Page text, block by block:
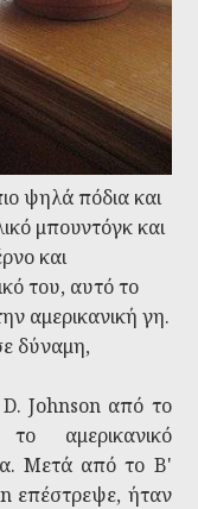
ψηλά πόδια και
μπουντόγκ και
και
του, αυτό το
αμερικανική γη.
δύναμη,
Johnson από το
αμερικανικό
Μετά από το Β'
επέστρεψε, ήταν